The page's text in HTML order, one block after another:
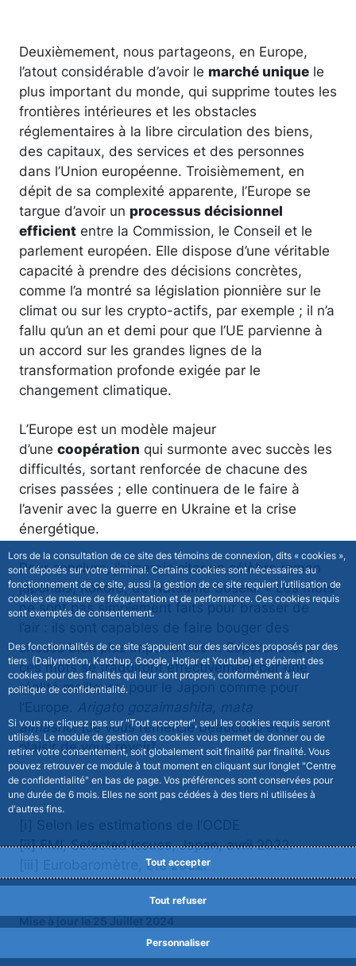
Lors de la consultation de ce site des témoins de connexion, dits « cookies »,
sont déposés sur votre terminal. Certains cookies sont nécessaires au
fonctionnement de ce site, aussi la gestion de ce site requiert l’utilisation de
cookies de mesure de fréquentation et de performance. Ces cookies requis
sont exemptés de consentement.
Des fonctionnalités de ce site s’appuient sur des services proposés par des
tiers (Dailymotion, Katchup, Google, Hotjar et Youtube) et génèrent des
cookies pour des finalités qui leur sont propres, conformément à leur
politique de confidentialité.
Si vous ne cliquez pas sur "Tout accepter", seul les cookies requis seront
utilisés. Le module de gestion des cookies vous permet de donner ou de
retirer votre consentement, soit globalement soit finalité par finalité. Vous
pouvez retrouver ce module à tout moment en cliquant sur l’onglet "Centre
de confidentialité" en bas de page. Vos préférences sont conservées pour
une durée de 6 mois. Elles ne sont pas cédées à des tiers ni utilisées à
d'autres fins.
Tout accepter
Tout refuser
Personnaliser
Deuxièmement, nous partageons, en Europe,
l’atout considérable d’avoir le marché unique le
plus important du monde, qui supprime toutes les
frontières intérieures et les obstacles
réglementaires à la libre circulation des biens,
des capitaux, des services et des personnes
dans l’Union européenne. Troisièmement, en
dépit de sa complexité apparente, l’Europe se
targue d’avoir un processus décisionnel
efficient entre la Commission, le Conseil et le
parlement européen. Elle dispose d’une véritable
capacité à prendre des décisions concrètes,
comme l’a montré sa législation pionnière sur le
climat ou sur les crypto-actifs, par exemple ; il n’a
fallu qu’un an et demi pour que l’UE parvienne à
un accord sur les grandes lignes de la
transformation profonde exigée par le
changement climatique.
L’Europe est un modèle majeur
d’une coopération qui surmonte avec succès les
difficultés, sortant renforcée de chacune des
crises passées ; elle continuera de le faire à
l’avenir avec la guerre en Ukraine et la crise
énergétique.
Pour conclure, j’aimerais citer un célèbre roman
japonais, Kokoro, de Natsume Soseki. « Les mots
ne sont pas simplement faits pour brasser de
choses bien plus importantes ». Espérons que
ces mots se traduiront effectivement par une
réalité meilleure, pour le Japon comme pour
aimasho.[Je vous remercie beaucoup et au
plaisir de vous revoir].
[ii] FMI, Selected Issues, Japan, avril 2022.
[iii] Eurobaromètre, été 2022.